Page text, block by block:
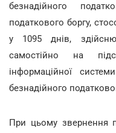
безнадійного
податкового боргу,
у 1095 днів,
самостійно на
інформаційної
безнадійного
При цьому звернення